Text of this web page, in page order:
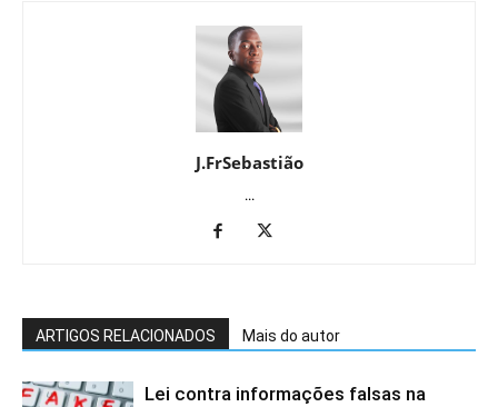
J.FrSebastião
...
ARTIGOS RELACIONADOS Mais do autor
Lei contra informações falsas na